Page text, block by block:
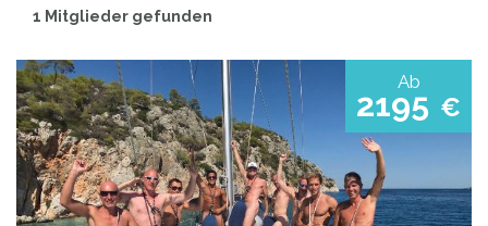
1 Mitglieder gefunden
Ab
2195 €